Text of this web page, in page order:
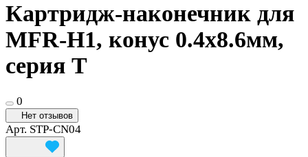
Картридж-наконечник для
MFR-H1, конус 0.4х8.6мм,
серия T
0
Нет отзывов
Арт. STP-CN04